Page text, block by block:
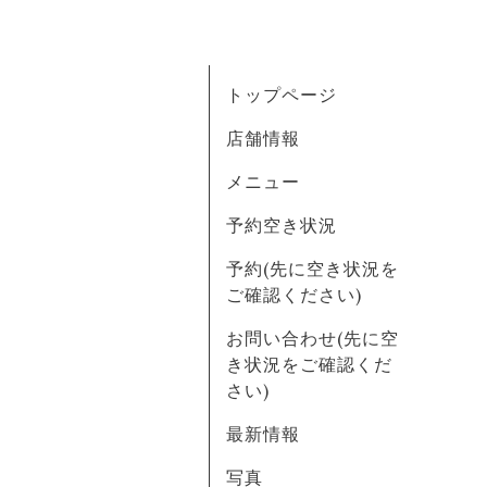
トップページ
店舗情報
メニュー
予約空き状況
予約(先に空き状況を
ご確認ください)
お問い合わせ(先に空
き状況をご確認くだ
さい)
最新情報
写真